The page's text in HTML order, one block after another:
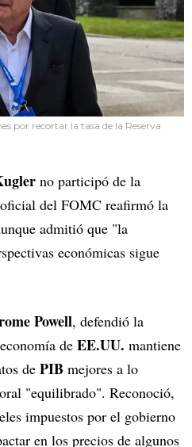
por recortar la tasa de la Reserva
no participó de la
del FOMC reafirmó la
admitió que "la
económicas sigue
Powell, defendió la
de EE.UU. mantiene
de PIB mejores a lo
"equilibrado". Reconoció,
impuestos por el gobierno
en los precios de algunos